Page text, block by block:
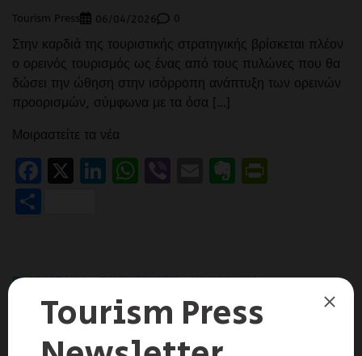
Tourism Press 06/04/2026 0
Στην καρδιά της τουριστικής στρατηγικής βρίσκεται πλέον
ο ορεινός τουρισμός ως ένας από τους πυλώνες που θα
δώσει την ώθηση στην ισόρροπη ανάπτυξη των ορεινών
προορισμών, σύμφωνα με τα όσα […]
Μοιραστείτε τα νέα
Facebook
X LinkedIn
WhatsApp
ViberEmailEvernote
ΠΡΩΤΟΣΈΛΙΔΑ ΣΥΝΕΝΤΕΎΞΕΙΣ ΚΑΙΝΟΤΟΜΊΑ
Δημ. Γουγούλης, MetaByte Software: Πώς το back
office μετατρέπεται σε κέντρο αποφάσεων για τον
τουρισμό